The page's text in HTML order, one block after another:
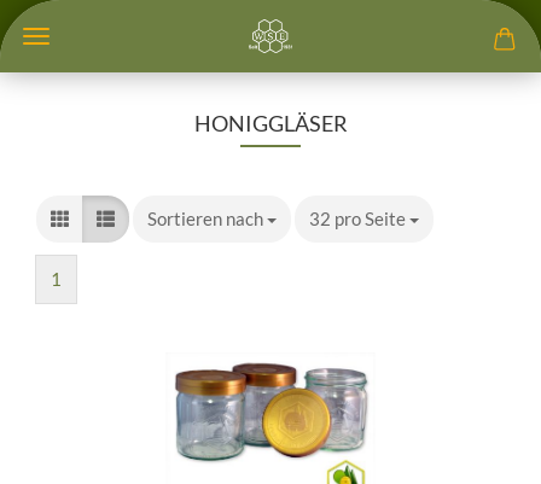
HONIGGLÄSER
Sortieren nach
Sortieren nach 32 pro Seite
pro Seite
1